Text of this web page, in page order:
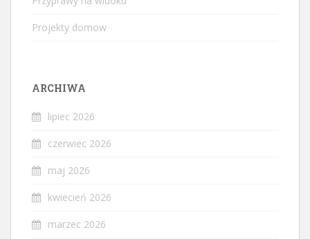
Projekty domow
ARCHIWA
lipiec 2026
czerwiec 2026
maj 2026
kwiecień 2026
marzec 2026